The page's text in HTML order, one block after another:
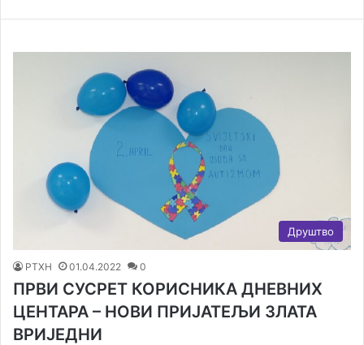
Друштво
РТХН 01.04.2022 0
ПРВИ СУСРЕТ КОРИСНИКА ДНЕВНИХ
ЦЕНТАРА – НОВИ ПРИЈАТЕЉИ ЗЛАТА
ВРИЈЕДНИ